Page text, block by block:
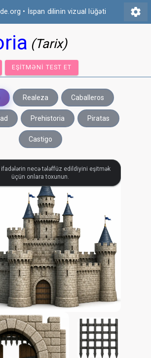
• İspan dilinin vizual lüğəti settings
(Tarix)
EŞITMƏNI TEST ET
Realeza Caballeros
Prehistoria Piratas
Castigo
ifadələrin necə tələffüz edildiyini eşitmək
üçün onlara toxunun.